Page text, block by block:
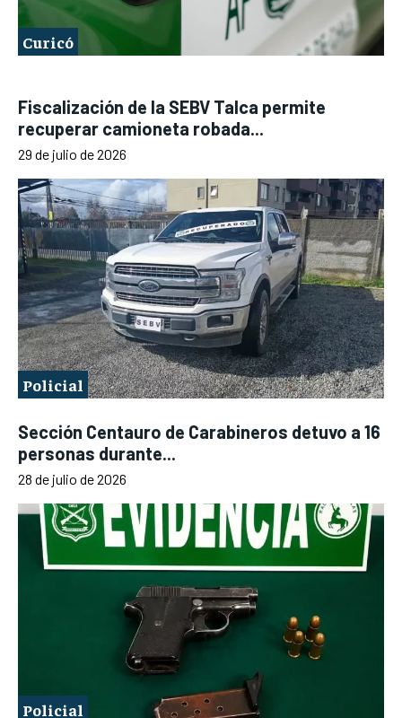
Curicó
Fiscalización de la SEBV Talca permite
recuperar camioneta robada...
29 de julio de 2026
Policial
Sección Centauro de Carabineros detuvo a 16
personas durante...
28 de julio de 2026
Policial